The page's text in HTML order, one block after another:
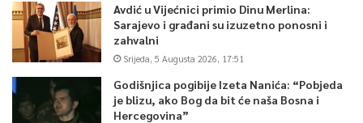
Avdić u Vijećnici primio Dinu Merlina:
Sarajevo i građani su izuzetno ponosni i
zahvalni
Srijeda, 5 Augusta 2026, 17:51
Godišnjica pogibije Izeta Nanića: “Pobjeda
je blizu, ako Bog da bit će naša Bosna i
Hercegovina”